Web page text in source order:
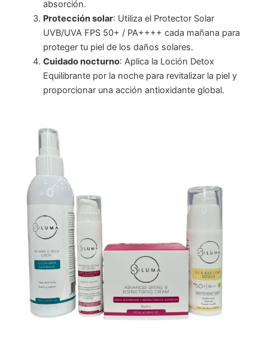
absorción.
Protección solar: Utiliza el Protector Solar
UVB/UVA FPS 50+ / PA++++ cada mañana para
proteger tu piel de los daños solares.
Cuidado nocturno: Aplica la Loción Detox
Equilibrante por la noche para revitalizar la piel y
proporcionar una acción antioxidante global.